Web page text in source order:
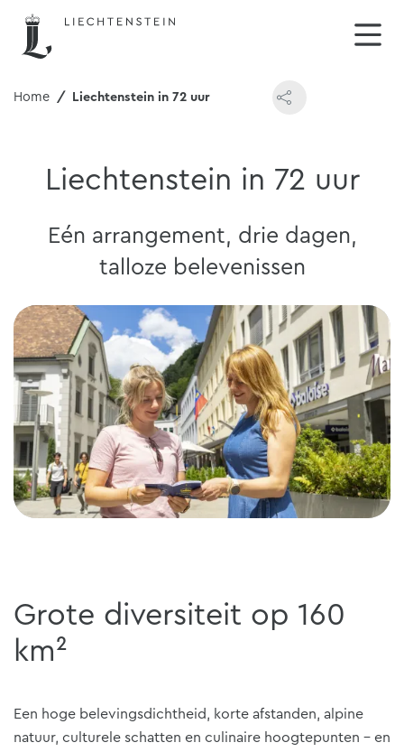
Home Liechtenstein in 72 uur
Liechtenstein in 72 uur
Eén arrangement, drie dagen,
talloze belevenissen
Grote diversiteit op 160
km²
Een hoge belevingsdichtheid, korte afstanden, alpine
natuur, culturele schatten en culinaire hoogtepunten - en